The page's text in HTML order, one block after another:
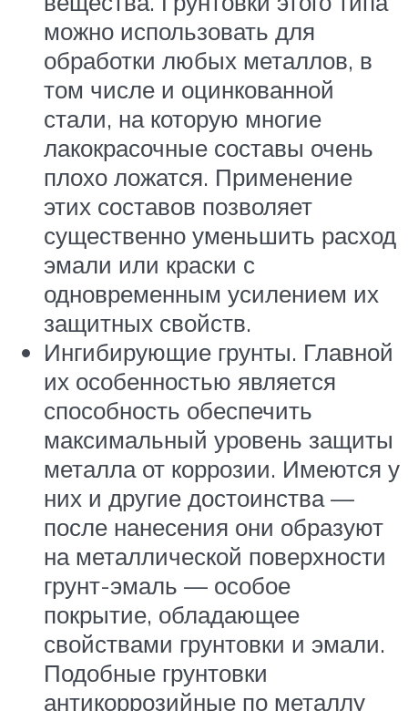
можно использовать для
обработки любых металлов, в
том числе и оцинкованной
стали, на которую многие
лакокрасочные составы очень
плохо ложатся. Применение
этих составов позволяет
существенно уменьшить расход
эмали или краски с
одновременным усилением их
защитных свойств.
Ингибирующие грунты. Главной
их особенностью является
способность обеспечить
максимальный уровень защиты
металла от коррозии. Имеются у
них и другие достоинства —
после нанесения они образуют
на металлической поверхности
грунт-эмаль — особое
покрытие, обладающее
свойствами грунтовки и эмали.
Подобные грунтовки
антикоррозийные по металлу